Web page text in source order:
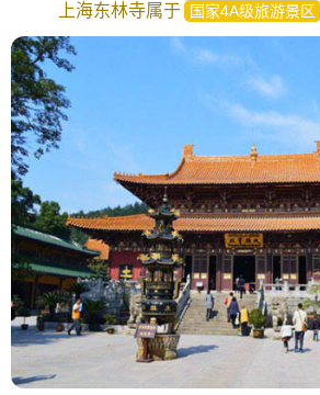
上海东林寺属于 国家4A级旅游景区